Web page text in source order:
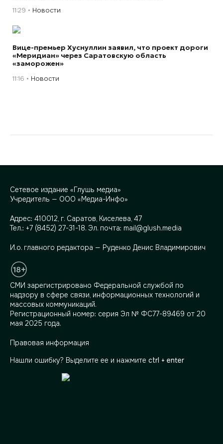
11:29 Новости
Вице-премьер Хуснуллин заявил, что проект дороги
«Меридиан» через Саратовскую область
«заморожен»
11:16 Новости
Сетевое издание «Глушь медиа»
Учредитель — ООО «Медиа-Инфо»
Адрес: 410012, г. Саратов, Киселева, 47
Тел.: +7 (8452) 27-31-18. Эл. почта: mail@glush.media
И.о. главного редактора — Руденко Денис Владимирович
СМИ зарегистрировано Федеральной службой по
надзору в сфере связи, информационных технологий и
массовых коммуникаций.
Регистрационный номер: серия Эл № ФС77-89469 от 20
мая 2025 года.
Правовая информация
Нашли ошибку? Выделите ее и нажмите ctrl + enter